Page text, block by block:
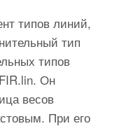
типов линий,
тип
типов
Он
весов
При его